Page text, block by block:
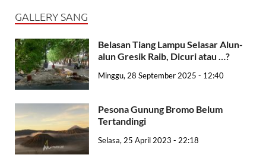
GALLERY SANG
Belasan Tiang Lampu Selasar Alun-
alun Gresik Raib, Dicuri atau …?
Minggu, 28 September 2025 - 12:40
Pesona Gunung Bromo Belum
Tertandingi
Selasa, 25 April 2023 - 22:18